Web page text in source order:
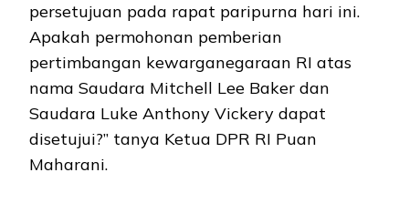
persetujuan pada rapat paripurna hari ini.
Apakah permohonan pemberian
pertimbangan kewarganegaraan RI atas
nama Saudara Mitchell Lee Baker dan
Saudara Luke Anthony Vickery dapat
disetujui?” tanya Ketua DPR RI Puan
Maharani.